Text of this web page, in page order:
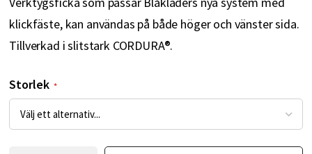
klickfäste, kan användas på både höger och vänster sida.
Tillverkad i slitstark CORDURA®.
Storlek